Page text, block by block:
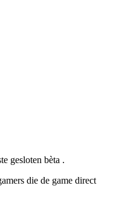
gesloten bèta .
die de game direct